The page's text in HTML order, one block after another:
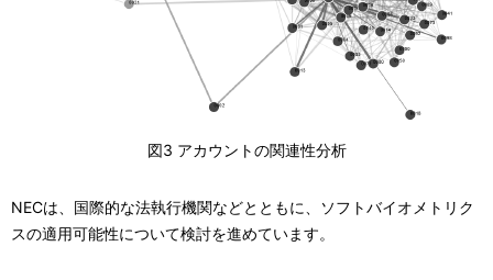
図3 アカウントの関連性分析
NECは、国際的な法執行機関などとともに、ソフトバイオメトリク
スの適用可能性について検討を進めています。